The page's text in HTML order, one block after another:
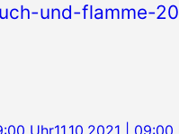
und-flamme-
Uhr11.10.2021 | 09:00